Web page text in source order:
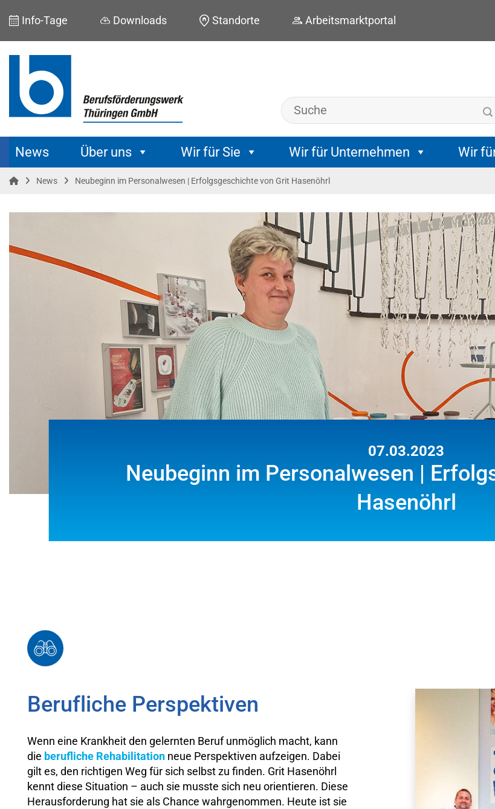
Info-Tage Downloads Standorte Arbeitsmarktportal
News Über uns Wir für Sie Wir für Unternehmen Wir
News Neubeginn im Personalwesen | Erfolgsgeschichte von Grit Hasenöhrl
07.03.2023
Neubeginn im Personalwesen |
Hasenöhrl
Berufliche Perspektiven
Wenn eine Krankheit den gelernten Beruf unmöglich macht, kann
die berufliche Rehabilitation neue Perspektiven aufzeigen. Dabei
gilt es, den richtigen Weg für sich selbst zu finden. Grit Hasenöhrl
kennt diese Situation – auch sie musste sich neu orientieren. Diese
Herausforderung hat sie als Chance wahrgenommen. Heute ist sie